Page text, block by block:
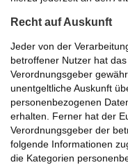
Recht auf Auskunft
Jeder von der
betroffener Nutzer hat
Verordnungsgeber
unentgeltliche Auskunft
personenbezogenen
erhalten. Ferner hat der
Verordnungsgeber der
folgende Informationen
die Kategorien